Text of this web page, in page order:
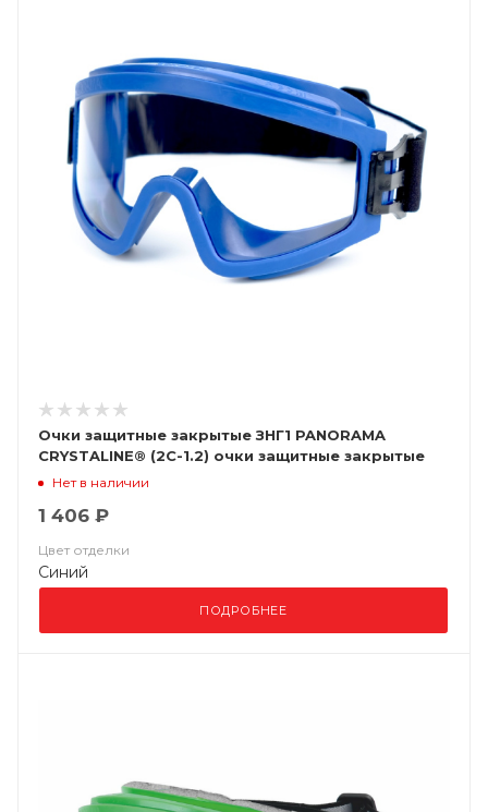
Очки защитные закрытые ЗНГ1 PANORAMA
CRYSTALINE® (2C-1.2) очки защитные закрытые
221737
Нет в наличии
1 406 ₽
Цвет отделки
Синий
ПОДРОБНЕЕ